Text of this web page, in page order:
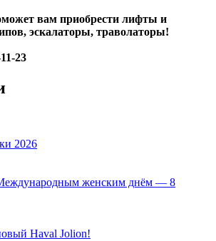
вам приобрести лифты и
эскалаторы, траволаторы!
23
2026
женским днём — 8
Haval Jolion!